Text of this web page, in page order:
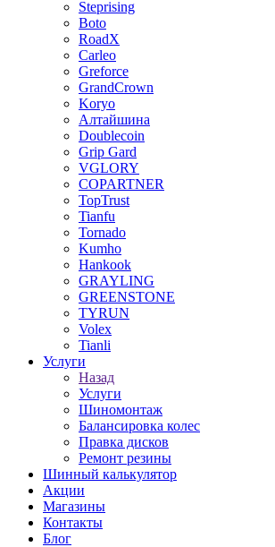
Steprising
Boto
RoadX
Carleo
Greforce
GrandCrown
Koryo
Алтайшина
Doublecoin
Grip Gard
VGLORY
COPARTNER
TopTrust
Tianfu
Tornado
Kumho
Hankook
GRAYLING
GREENSTONE
TYRUN
Volex
Tianli
Услуги
Назад
Услуги
Шиномонтаж
Балансировка колес
Правка дисков
Ремонт резины
Шинный калькулятор
Акции
Магазины
Контакты
Блог